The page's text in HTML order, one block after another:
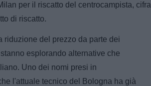
per il riscatto del centrocampista, cifra
di riscatto.
riduzione del prezzo da parte dei
esplorando alternative che
Uno dei nomi presi in
l'attuale tecnico del Bologna ha già